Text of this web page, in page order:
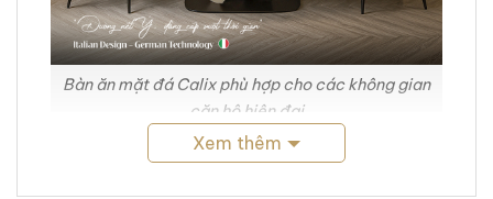
Bàn ăn mặt đá Calix phù hợp cho các không gian
căn hộ hiện đại
Xem thêm